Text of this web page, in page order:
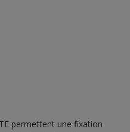
permettent une fixation